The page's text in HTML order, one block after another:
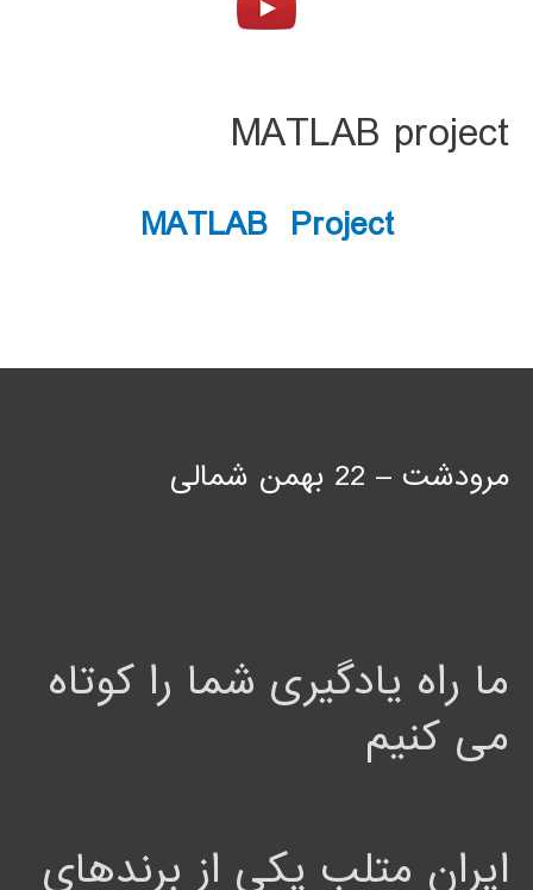
MATLAB project
MATLAB Project
مرودشت – 22 بهمن شمالی
ما راه یادگیری شما را کوتاه
می کنیم
ایران متلب یکی از برندهای